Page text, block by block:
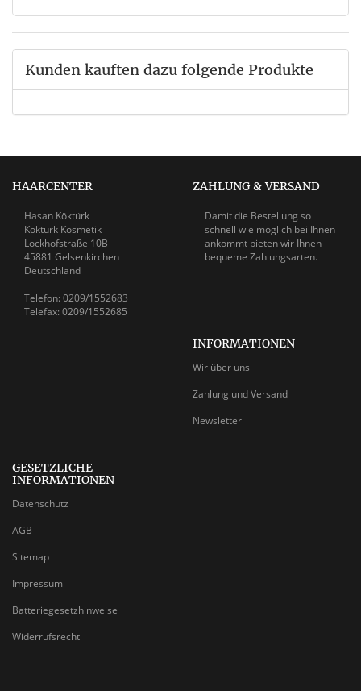
Kunden kauften dazu folgende Produkte
HAARCENTER
Hasan Köktürk
Köktürk Kosmetik
Lockhofstraße 10B
45881 Gelsenkirchen
Deutschland
Telefon: 0209/1552683
Telefax: 0209/1552685
ZAHLUNG & VERSAND
Damit die Bestellung so
schnell wie möglich bei Ihnen
ankommt bieten wir Ihnen
bequeme Zahlungsarten.
INFORMATIONEN
Wir über uns
Zahlung und Versand
Newsletter
GESETZLICHE
INFORMATIONEN
Datenschutz
AGB
Sitemap
Impressum
Batteriegesetzhinweise
Widerrufsrecht